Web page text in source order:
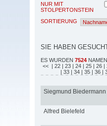
NUR MIT
STOLPERTONSTEIN
SORTIERUNG
SIE HABEN
ES WURDEN 7524
<< | 22 | 23 | 24 | 25 | 26 |
| 33 | 34 | 35 | 36 |
Siegmund Biedermann
Alfred Bielefeld